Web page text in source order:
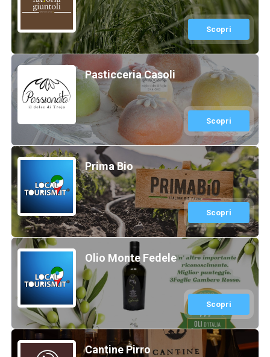
Scopri
Pasticceria Casoli
Scopri
Prima Bio
Scopri
Olio Monte Fedele
Scopri
Cantine Pirro